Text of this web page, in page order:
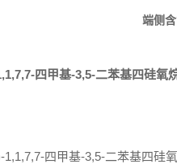
端侧
四甲基-3,5-二苯基四硅氧
四甲基-3,5-二苯基四硅